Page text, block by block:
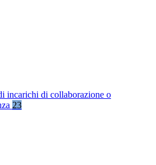
incarichi di collaborazione o
23